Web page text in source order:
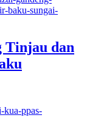
Tinjau dan